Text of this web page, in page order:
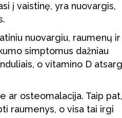
į vaistinę, yra nuovargis,
nuovargiu, raumenų ir
simptomus dažniau
o vitamino D
ar osteomalacija. Taip pat,
raumenys, o visa tai irgi